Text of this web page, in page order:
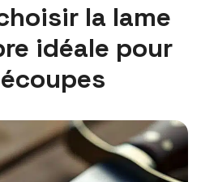
la lame
idéale pour